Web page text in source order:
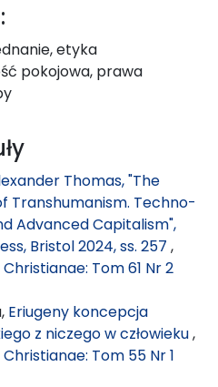
etyka
pokojowa, prawa
Thomas, "The
Transhumanism. Techno-
Advanced Capitalism",
Bristol 2024, ss. 257 ,
Tom 61 Nr 2
Eriugeny koncepcja
z niczego w człowieku,
Tom 55 Nr 1